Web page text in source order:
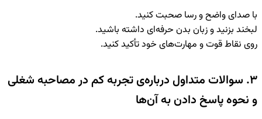
با صدای واضح و رسا صحبت کنید.
لبخند بزنید و زبان بدن حرفه‌ای داشته باشید.
روی نقاط قوت و مهارت‌های خود تأکید کنید.
۳. سوالات متداول درباره‌ی تجربه کم در مصاحبه شغلی
و نحوه پاسخ دادن به آن‌ها